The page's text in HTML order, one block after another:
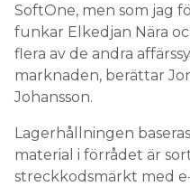
SoftOne, men som jag
funkar Elkedjan Nära
flera av de andra
marknaden, berättar
Johansson.
Lagerhållningen
material i förrådet är
streckkodsmärkt med